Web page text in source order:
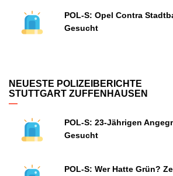
POL-S: Opel Contra
Gesucht
NEUESTE POLIZEIBERICHTE
STUTTGART ZUFFENHAUSEN
POL-S: 23-Jährigen
Gesucht
POL-S: Wer Hatte Grün?